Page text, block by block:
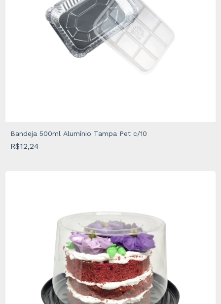
Bandeja 500ml Alumínio Tampa Pet c/10
R$12,24